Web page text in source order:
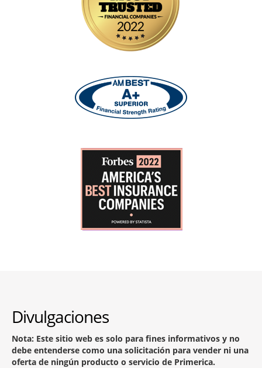
Divulgaciones
Nota: Este sitio web es solo para fines informativos y no
debe entenderse como una solicitación para vender ni una
oferta de ningún producto o servicio de Primerica.